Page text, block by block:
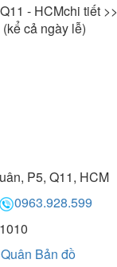
- HCMchi tiết >>
(kể cả ngày lễ)
P5, Q11, HCM
0963.928.599
Bản đồ